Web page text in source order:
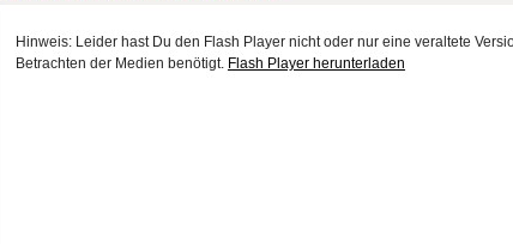
Hinweis: Leider hast Du den Flash Player nicht oder nur eine veraltete
Betrachten der Medien benötigt. Flash Player herunterladen